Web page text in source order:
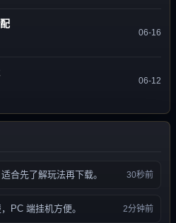
06-16
06-12
合先了解玩法再下载。 30秒前
PC 端挂机方便。 2分钟前